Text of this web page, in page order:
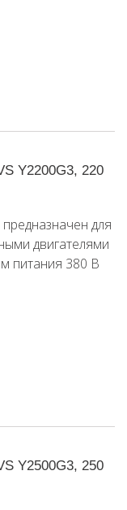
Y2200G3, 220
для
двигателями
питания 380 В
Y2500G3, 250